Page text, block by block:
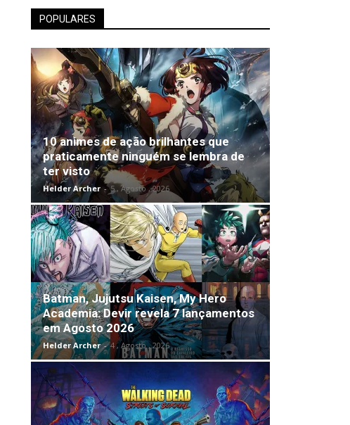
POPULARES
10 animes de ação brilhantes que
praticamente ninguém se lembra de
ter visto
Helder Archer - 5 , Agosto , 2026
Batman, Jujutsu Kaisen, My Hero
Academia: Devir revela 7 lançamentos
em Agosto 2026
Helder Archer - 4 , Agosto , 2026